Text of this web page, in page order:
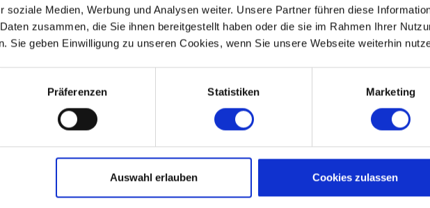
soziale Medien, Werbung und Analysen weiter. Unsere Partner führen diese
zusammen, die Sie ihnen bereitgestellt haben oder die sie im Rahmen Ihrer
Sie geben Einwilligung zu unseren Cookies, wenn Sie unsere Webseite weiterhin
Präferenzen Statistiken Marketing
Auswahl erlauben Cookies zulassen
Strand mit Lademöglichkeit für E-Autos
230-Volt-CEE-Lademöglichkeit direkt am
zum Strand
Nähe zur Nordsee. In wenigen Minuten erreichst du
für Spaziergänge, Sonnenbaden, Drachensteigen
zu genießen.